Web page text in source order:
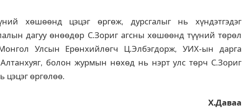
хөшөөнд цэцэг өргөж, дурсгалыг нь хүндэтгэдэг
дагуу өнөөдөр С.Зориг агсны хөшөөнд түүний төрөл
Улсын Ерөнхийлөгч Ц.Элбэгдорж, УИХ-ын дарга
болон журмын нөхөд нь нэрт улс төрч С.Зориг
цэцэг өргөлөө.
Х.Даваа